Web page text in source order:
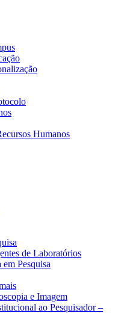
Humanos
de Laboratórios
Pesquisa
e Imagem
ao Pesquisador –